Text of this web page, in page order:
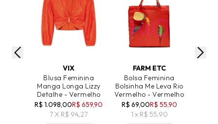
VIX
Blusa Feminina
Manga Longa Lizzy
Detalhe - Vermelho
R$ 1.098,00R$ 659,90
7 X R$ 94,27
FARM ETC
Bolsa Feminina
Bolsinha Me Leva Rio
Vermelho - Vermelho
R$ 69,00R$ 55,90
1 x R$ 55,90